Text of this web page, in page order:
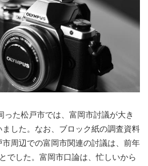
った松戸市では、富岡市討議が大き
した。なお、ブロック紙の調査資料
周辺での富岡市関連の討議は、前年
でした。富岡市口論は、忙しいから